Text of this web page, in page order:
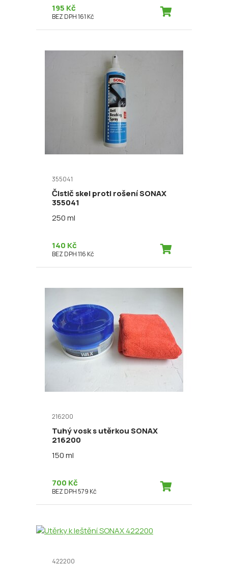
195 Kč
BEZ DPH 161 Kč
355041
Čistič skel proti rošení SONAX
355041
250 ml
140 Kč
BEZ DPH 116 Kč
216200
Tuhý vosk s utěrkou SONAX
216200
150 ml
700 Kč
BEZ DPH 579 Kč
422200